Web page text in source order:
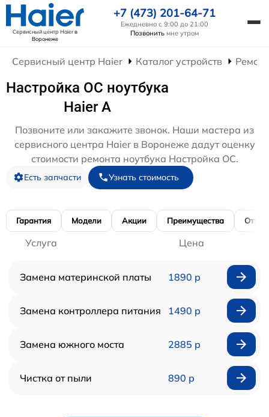
Сервисный центр Haierв
Воронеже
+7 (473) 201-64-71
Ежедневно с 9:00 до 21:00
Позвонить мне утром
Сервисный центр Haier Каталог устройств
Настройка ОС ноутбука
Haier A
Позвоните или закажите звонок. Наши мастера из
сервисного центра Haier в Воронеже дадут оценку
стоимости ремонта ноутбука Настройка ОС.
Есть запчасти Узнать стоимость
Гарантия Модели Акции Преимущества
Услуга Цена
Замена материнской платы 1890 р
Замена контроллера питания 1490 р
Замена южного моста 2885 р
Чистка от пыли 890 р